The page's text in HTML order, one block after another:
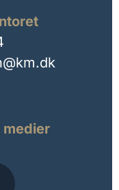
medier